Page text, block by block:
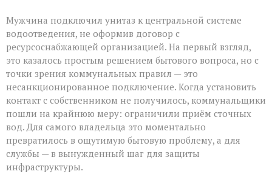
Мужчина подключил унитаз к центральной системе
водоотведения, не оформив договор с
ресурсоснабжающей организацией. На первый взгляд,
это казалось простым решением бытового вопроса, но с
точки зрения коммунальных правил — это
несанкционированное подключение. Когда установить
контакт с собственником не получилось, коммунальщики
пошли на крайнюю меру: ограничили приём сточных
вод. Для самого владельца это моментально
превратилось в ощутимую бытовую проблему, а для
службы — в вынужденный шаг для защиты
инфраструктуры.